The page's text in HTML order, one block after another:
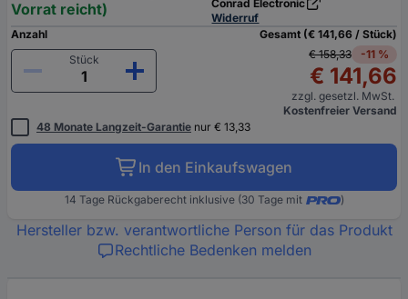
Vorrat reicht)
Conrad Electronic
Widerruf
Anzahl
Stück
Gesamt (€ 141,66 / Stück)
€ 158,33
-11 %
€ 141,66
zzgl. gesetzl. MwSt.
Kostenfreier Versand
48 Monate Langzeit-Garantie nur € 13,33
In den Einkaufswagen
14 Tage Rückgaberecht inklusive (30 Tage mit )
Hersteller bzw. verantwortliche Person für das Produkt
Rechtliche Bedenken melden